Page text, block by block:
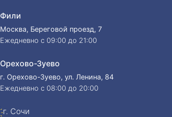
Фили
Москва, Береговой проезд, 7
Ежедневно c 09:00 до 21:00
Орехово-Зуево
г. Орехово-Зуево, ул. Ленина, 84
Ежедневно c 08:00 до 20:00
г. Сочи